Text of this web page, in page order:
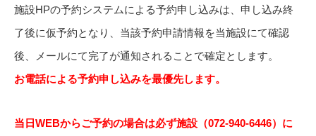
施設HPの予約システムによる予約申し込みは、申し込み終
了後に仮予約となり、当該予約申請情報を当施設にて確認
後、メールにて完了が通知されることで確定とします。
お電話による予約申し込みを最優先します。
当日WEBからご予約の場合は必ず施設（072-940-6446）に